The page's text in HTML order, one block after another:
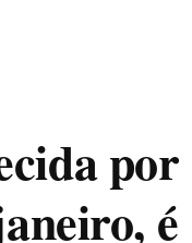
por
é